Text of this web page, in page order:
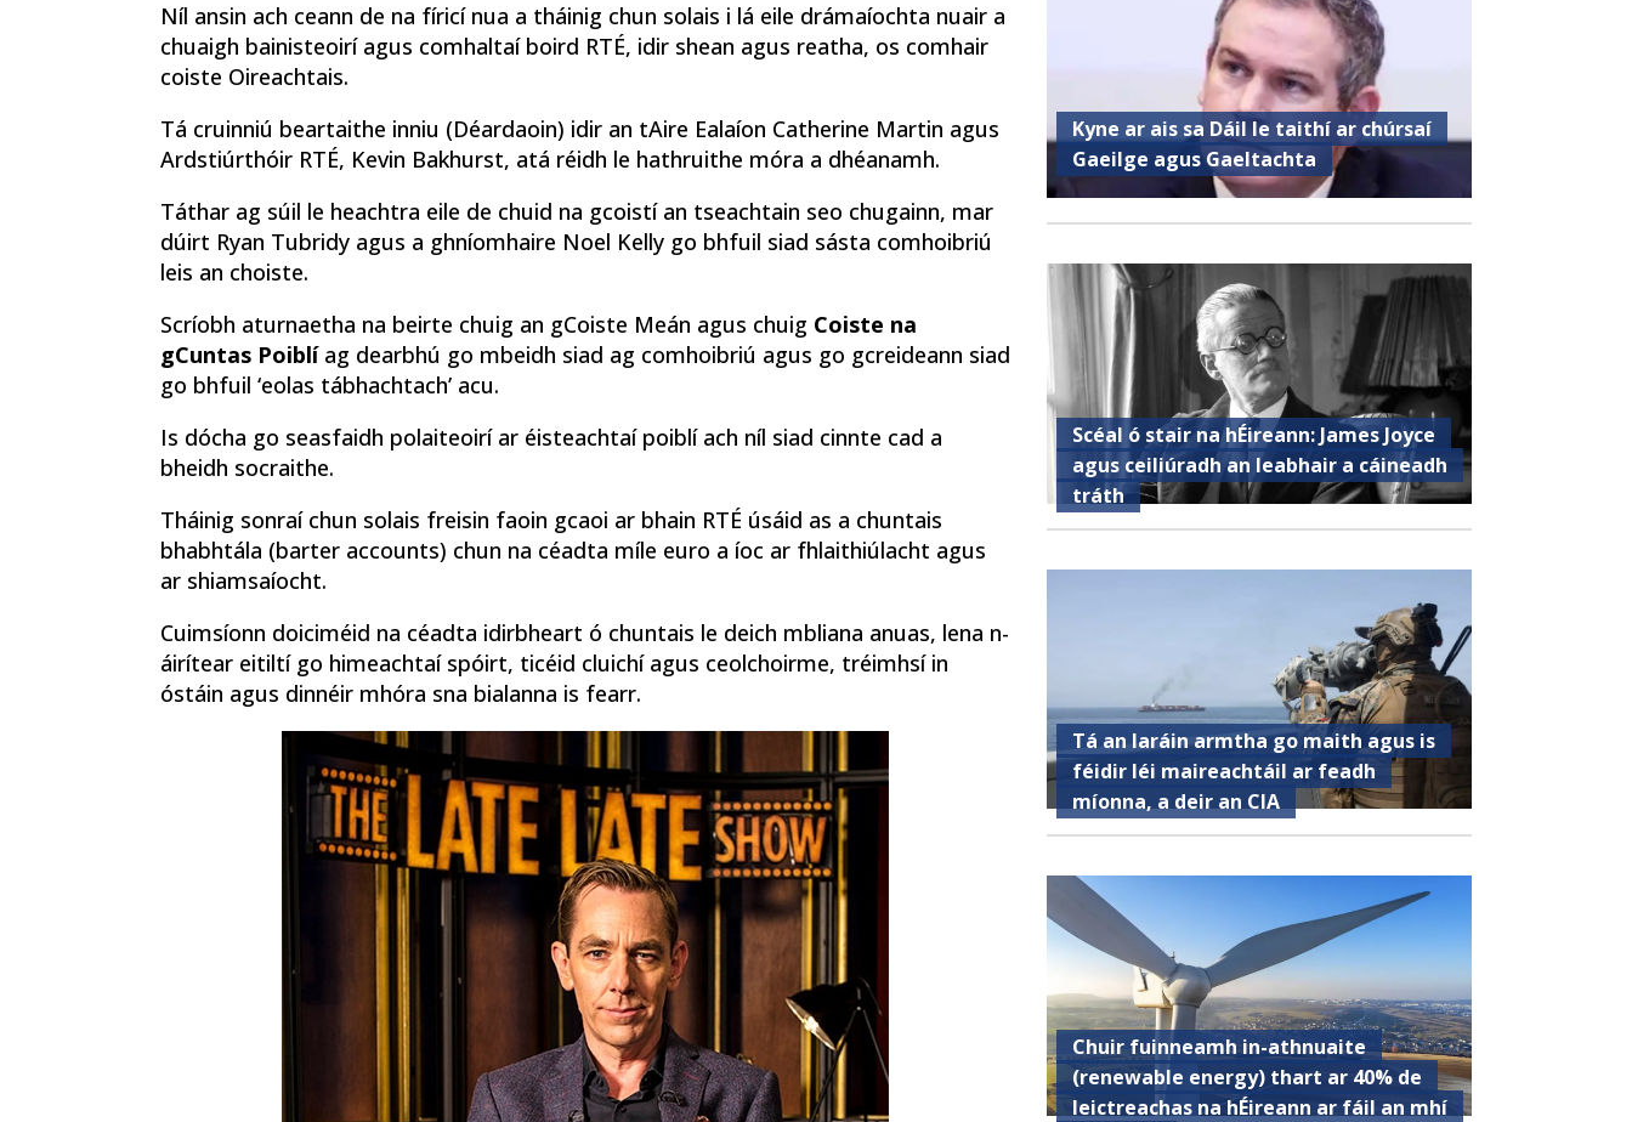
Níl ansin ach ceann de na fíricí nua a tháinig chun solais i lá eile drámaíochta nuair a
chuaigh bainisteoirí agus comhaltaí boird RTÉ, idir shean agus reatha, os comhair
coiste Oireachtais.
Tá cruinniú beartaithe inniu (Déardaoin) idir an tAire Ealaíon Catherine Martin agus
Ardstiúrthóir RTÉ, Kevin Bakhurst, atá réidh le hathruithe móra a dhéanamh.
Táthar ag súil le heachtra eile de chuid na gcoistí an tseachtain seo chugainn, mar
dúirt Ryan Tubridy agus a ghníomhaire Noel Kelly go bhfuil siad sásta comhoibriú
leis an choiste.
Scríobh aturnaetha na beirte chuig an gCoiste Meán agus chuig Coiste na
gCuntas Poiblíag dearbhú go mbeidh siad ag comhoibriú agus go gcreideann siad
go bhfuil ‘eolas tábhachtach’ acu.
Is dócha go seasfaidh polaiteoirí ar éisteachtaí poiblí ach níl siad cinnte cad a
bheidh socraithe.
Tháinig sonraí chun solais freisin faoin gcaoi ar bhain RTÉ úsáid as a chuntais
bhabhtála (barter accounts) chun na céadta míle euro a íoc ar fhlaithiúlacht agus
ar shiamsaíocht.
Cuimsíonn doiciméid na céadta idirbheart ó chuntais le deich mbliana anuas, lena n-
áirítear eitiltí go himeachtaí spóirt, ticéid cluichí agus ceolchoirme, tréimhsí in
óstáin agus dinnéir mhóra sna bialanna is fearr.
Kyne ar ais sa Dáil le taithí ar chúrsaí
Gaeilge agus Gaeltachta
Scéal ó stair na hÉireann: James Joyce
agus ceiliúradh an leabhair a cáineadh
tráth
Tá an Iaráin armtha go maith agus is
féidir léi maireachtáil ar feadh
míonna, a deir an CIA
Chuir fuinneamh in-athnuaite
(renewable energy) thart ar 40% de
leictreachas na hÉireann ar fáil an mhí